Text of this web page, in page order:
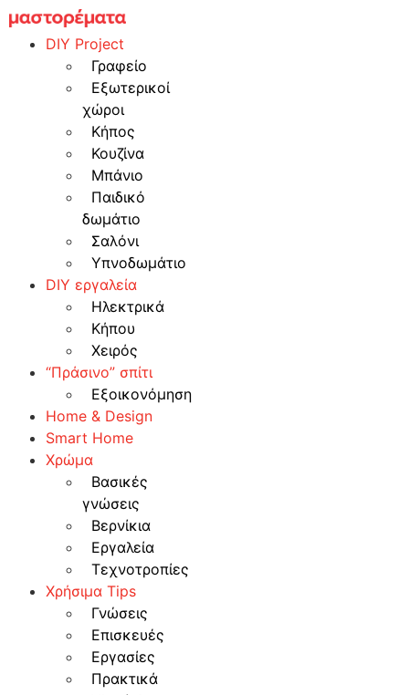
Skip
to
content
DIY Project
Γραφείο
Εξωτερικοί
χώροι
Κήπος
Κουζίνα
Μπάνιο
Παιδικό
δωμάτιο
Σαλόνι
Υπνοδωμάτιο
DIY εργαλεία
Ηλεκτρικά
Κήπου
Χειρός
“Πράσινο” σπίτι
Εξοικονόμηση
Home & Design
Smart Home
Χρώμα
Βασικές
γνώσεις
Βερνίκια
Εργαλεία
Τεχνοτροπίες
Χρήσιμα Tips
Γνώσεις
Επισκευές
Εργασίες
Πρακτικά